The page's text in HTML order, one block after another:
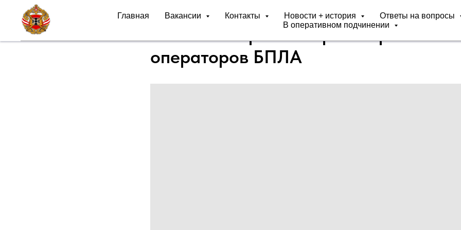
Главная Вакансии Контакты Новости + история Ответы на вопросы
В оперативном подчинении
Слаженная работа артиллеристов и
операторов БПЛА